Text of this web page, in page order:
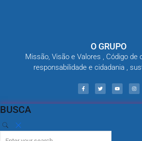
O GRUPO
Missão, Visão e Valores , Código de
responsabilidade e cidadania ,
BUSCA